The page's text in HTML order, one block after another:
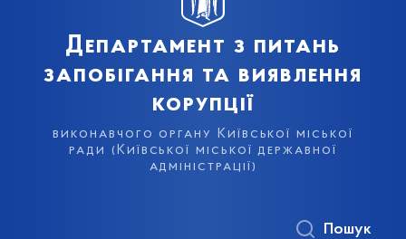
Департамент з питань
запобігання та виявлення
корупції
виконавчого органу Київської міської
ради (Київської міської державної
адміністрації)
Пошук